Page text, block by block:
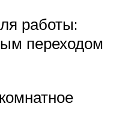
работы:
переходом